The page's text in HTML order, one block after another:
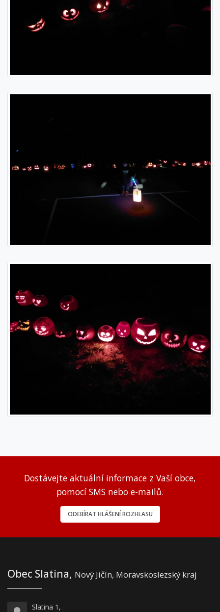
Dostávejte aktuální informace z Vaší obce,
pomocí SMS nebo e-mailů.
ODEBÍRAT HLÁŠENÍ ROZHLASU
Obec Slatina, Nový Jičín, Moravskoslezský kraj
Slatina 1,